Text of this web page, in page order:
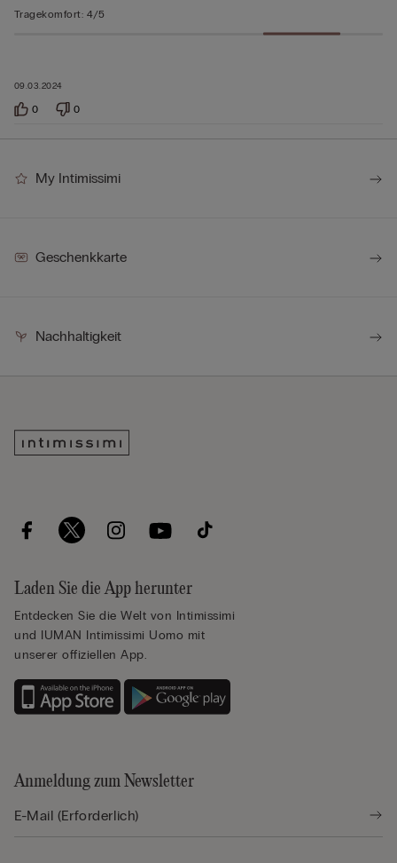
09.03.2024
Tragekomfort: 4/5
0 0
My Intimissimi
Geschenkkarte
Nachhaltigkeit
Laden Sie die App herunter
Entdecken Sie die Welt von Intimissimi
und IUMAN Intimissimi Uomo mit
unserer offiziellen App.
Anmeldung zum Newsletter